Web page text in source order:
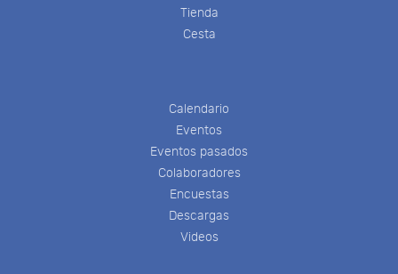
Tienda
Cesta
Calendario
Eventos
Eventos pasados
Colaboradores
Encuestas
Descargas
Videos